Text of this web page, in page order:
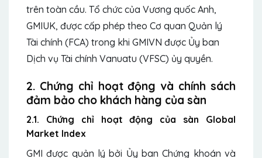
trên toàn cầu. Tổ chức của Vương quốc Anh,
GMIUK, được cấp phép theo Cơ quan Quản lý
Tài chính (FCA) trong khi GMIVN được Ủy ban
Dịch vụ Tài chính Vanuatu (VFSC) ủy quyền.
2. Chứng chỉ hoạt động và chính sách
đảm bảo cho khách hàng của sàn
2.1. Chứng chỉ hoạt động của sàn Global
Market Index
GMI được quản lý bởi Ủy ban Chứng khoán và